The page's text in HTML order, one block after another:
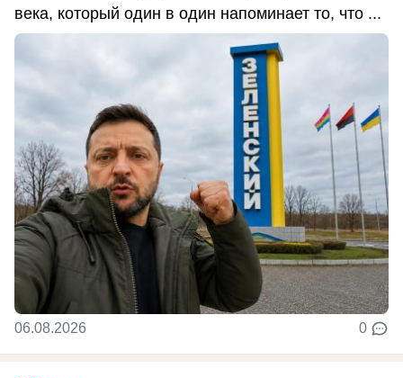
века, который один в один напоминает то, что ...
06.08.2026 0